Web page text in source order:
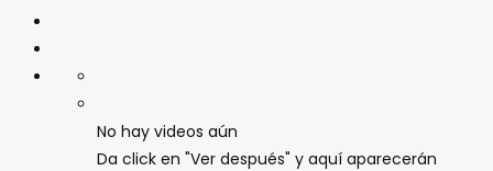
No hay videos aún
Da click en "Ver después" y aquí aparecerán